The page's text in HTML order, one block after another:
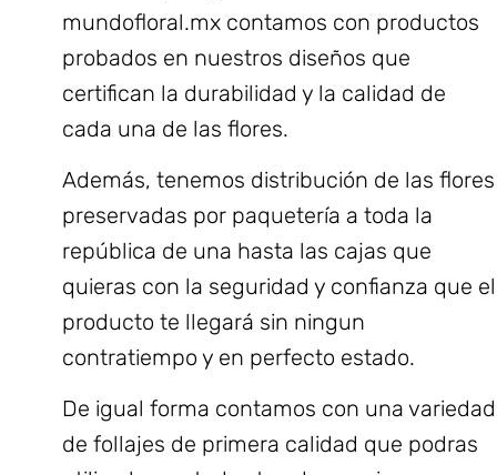
mundofloral.mx contamos con productos
probados en nuestros diseños que
certifican la durabilidad y la calidad de
cada una de las flores.
Además, tenemos distribución de las flores
preservadas por paquetería a toda la
república de una hasta las cajas que
quieras con la seguridad y confianza que el
producto te llegará sin ningun
contratiempo y en perfecto estado.
De igual forma contamos con una variedad
de follajes de primera calidad que podras